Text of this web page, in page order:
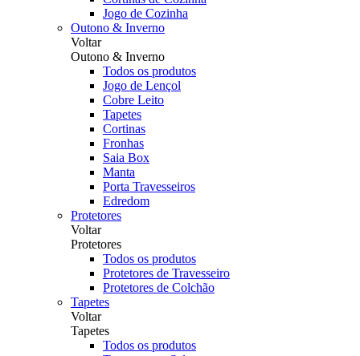
Jogo de Cozinha
Outono & Inverno
Voltar
Outono & Inverno
Todos os produtos
Jogo de Lençol
Cobre Leito
Tapetes
Cortinas
Fronhas
Saia Box
Manta
Porta Travesseiros
Edredom
Protetores
Voltar
Protetores
Todos os produtos
Protetores de Travesseiro
Protetores de Colchão
Tapetes
Voltar
Tapetes
Todos os produtos